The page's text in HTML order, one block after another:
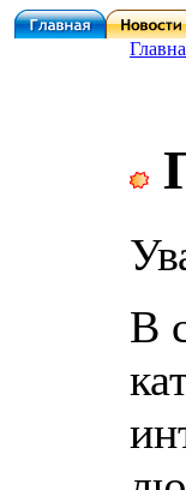
В